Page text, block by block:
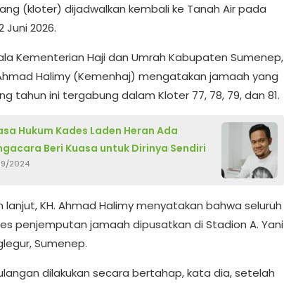
(kloter) dijadwalkan kembali ke Tanah Air pada
Juni 2026.
Kementerian Haji dan Umrah Kabupaten Sumenep,
Halimy (Kemenhaj) mengatakan jamaah yang
tahun ini tergabung dalam Kloter 77, 78, 79, dan 81.
Hukum Kades Laden Heran Ada
Beri Kuasa untuk Dirinya Sendiri
2024
lanjut, KH. Ahmad Halimy menyatakan bahwa seluruh
penjemputan jamaah dipusatkan di Stadion A. Yani
Sumenep.
dilakukan secara bertahap, kata dia, setelah